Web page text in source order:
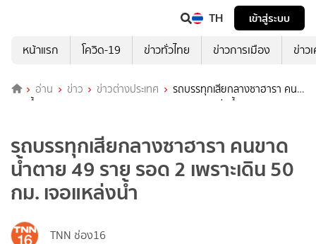
TH
เข้าสู่ระบบ
หน้าแรก
โควิด-19 ข่าวทั่วไทย ข่าวการเมือง ข่าว
อ่าน ข่าว ข่าวต่างประเทศ
รถบรรทุกเสียกลางซาฮารา คน
ขาดน้ำตาย 49 ราย รอด 2 เพราะเดิน 50 กม. เจอแหล่งน้ำ
รถบรรทุกเสียกลางซาฮารา คนขาด
น้ำตาย 49 ราย รอด 2 เพราะเดิน 50
กม. เจอแหล่งน้ำ
TNN ช่อง16